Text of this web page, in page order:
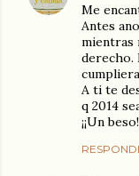
Me
Antes
mientras
derecho.
A ti te
q 2014
¡¡Un